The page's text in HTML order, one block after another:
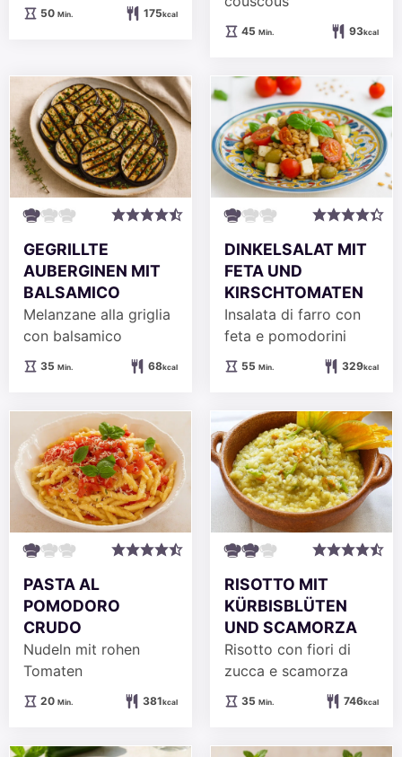
50Minuten
Min. 175kcal
45Minuten
Min. 93kcal
GEGRILLTE
AUBERGINEN MIT
BALSAMICO
Melanzane alla griglia
con balsamico
35Minuten
Min. 68kcal
DINKELSALAT MIT
FETA UND
KIRSCHTOMATEN
Insalata di farro con
feta e pomodorini
55Minuten
Min. 329kcal
PASTA AL
POMODORO
CRUDO
Nudeln mit rohen
Tomaten
20Minuten
Min. 381kcal
RISOTTO MIT
KÜRBISBLÜTEN
UND SCAMORZA
Risotto con fiori di
zucca e scamorza
35Minuten
Min. 746kcal